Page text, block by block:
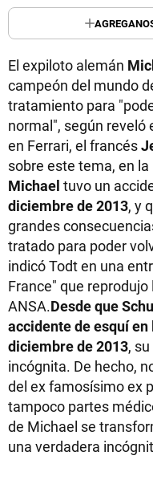
El expiloto alemán
campeón del mundo
tratamiento para
normal", según reveló
en Ferrari, el francés
sobre este tema, en
Michael tuvo un
diciembre de 2013, y
grandes
tratado para poder
indicó Todt en una
France" que
ANSA.Desde que
accidente de esquí
diciembre de 2013,
incógnita. De hecho,
del ex famosísimo ex
tampoco partes
de Michael se
una verdadera